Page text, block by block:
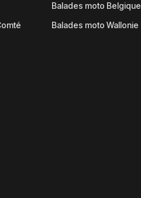
Balades moto Belgique
Balades moto Wallonie